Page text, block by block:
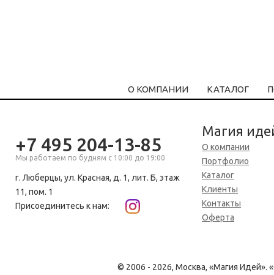
О КОМПАНИИ КАТАЛОГ
+7 495 204-13-85
Мы работаем по будням с 10:00 до 19:00
г. Люберцы, ул. Красная, д. 1, лит. Б, этаж
11, пом. 1
Присоединитесь к нам:
Магия
О компании
Портфолио
Каталог
Клиенты
Контакты
Оферта
© 2006 - 2026, Москва, «Магия Идей».